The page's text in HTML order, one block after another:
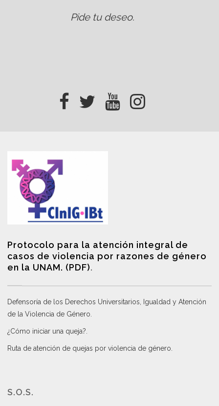
Pide tu deseo.
Protocolo para la atención integral de
casos de violencia por razones de género
en la UNAM. (PDF).
Defensoría de los Derechos Universitarios, Igualdad y Atención
de la Violencia de Género
¿Cómo iniciar una queja?
Ruta de atención de quejas por violencia de género
S.O.S.